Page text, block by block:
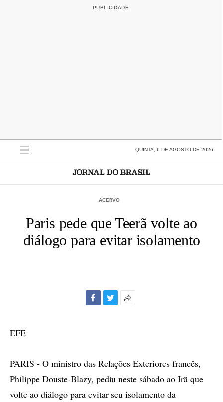
QUINTA, 6 DE AGOSTO DE 2026
ACERVO
Paris pede que Teerã volte ao
diálogo para evitar isolamento
EFE
PARIS - O ministro das Relações Exteriores francês,
Philippe Douste-Blazy, pediu neste sábado ao Irã que
volte ao diálogo para evitar seu isolamento da